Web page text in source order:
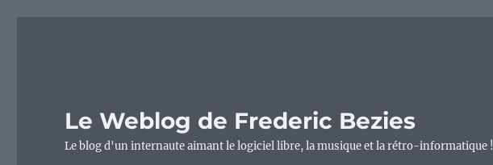
Le Weblog de Frederic Bezies
Le blog d'un internaute aimant le logiciel libre, la musique et la rétro-informatique !